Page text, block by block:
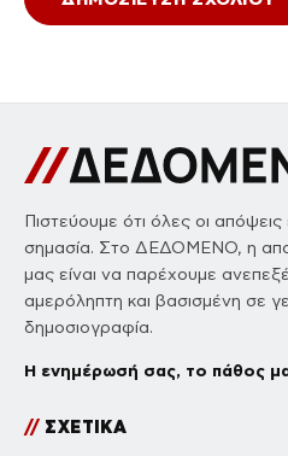
Πιστεύουμε ότι όλες οι
σημασία. Στο ΔΕΔΟΜΕΝΟ, η
μας είναι να παρέχουμε
αμερόληπτη και βασισμένη σε
δημοσιογραφία.
Η ενημέρωσή σας, το πάθος
//ΣΧΕΤΙΚΑ